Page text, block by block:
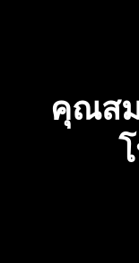
คุณส